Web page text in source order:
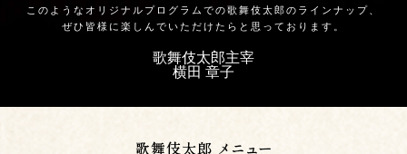
このようなオリジナルプログラムでの歌舞伎太郎のラインナップ、
ぜひ皆様に楽しんでいただけたらと思っております。
歌舞伎太郎主宰
横田 章子